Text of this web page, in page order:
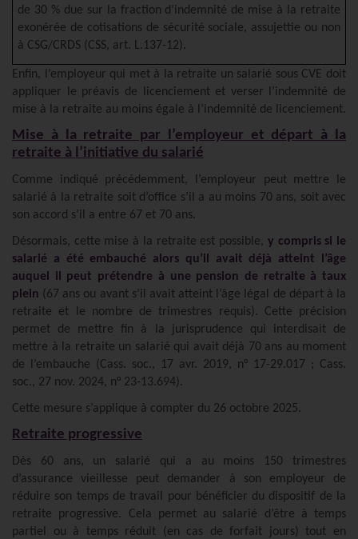
de 30 % due sur la fraction d’indemnité de mise à la retraite
exonérée de cotisations de sécurité sociale, assujettie ou non
à CSG/CRDS (CSS, art. L.137-12).
Enfin, l’employeur qui met à la retraite un salarié sous CVE doit
appliquer le préavis de licenciement et verser l’indemnité de
mise à la retraite au moins égale à l’indemnité de licenciement.
Mise à la retraite par l’employeur et départ à la
retraite à l’initiative du salarié
Comme indiqué précédemment, l’employeur peut mettre le
salarié à la retraite soit d’office s’il a au moins 70 ans, soit avec
son accord s’il a entre 67 et 70 ans.
Désormais, cette mise à la retraite est possible, y compris si le
salarié a été embauché alors qu’il avait déjà atteint l’âge
auquel il peut prétendre à une pension de retraite à taux
plein (67 ans ou avant s’il avait atteint l’âge légal de départ à la
retraite et le nombre de trimestres requis). Cette précision
permet de mettre fin à la jurisprudence qui interdisait de
mettre à la retraite un salarié qui avait déjà 70 ans au moment
de l’embauche (Cass. soc., 17 avr. 2019, n° 17-29.017 ; Cass.
soc., 27 nov. 2024, n° 23-13.694).
Cette mesure s’applique à compter du 26 octobre 2025.
Retraite progressive
Dès 60 ans, un salarié qui a au moins 150 trimestres
d’assurance vieillesse peut demander à son employeur de
réduire son temps de travail pour bénéficier du dispositif de la
retraite progressive. Cela permet au salarié d’être à temps
partiel ou à temps réduit (en cas de forfait jours) tout en